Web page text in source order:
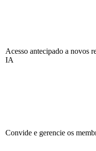
Acesso antecipado a novos
IA
Convide e gerencie os